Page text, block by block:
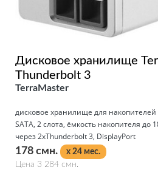
Дисковое хранилище
Thunderbolt 3
TerraMaster
дисковое хранилище для
SATA, 2 слота, ёмкость накопителя до
через 2xThunderbolt 3, DisplayPort
178 смн.
x 24 мес.
Цена 3 284 смн.